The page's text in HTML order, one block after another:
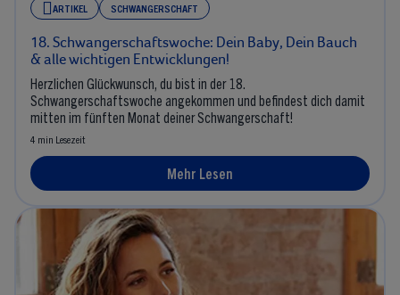
ARTIKEL SCHWANGERSCHAFT
18. Schwangerschaftswoche: Dein Baby, Dein Bauch
& alle wichtigen Entwicklungen!
Herzlichen Glückwunsch, du bist in der 18.
Schwangerschaftswoche angekommen und befindest dich damit
mitten im fünften Monat deiner Schwangerschaft!
4 min Lesezeit
Mehr Lesen